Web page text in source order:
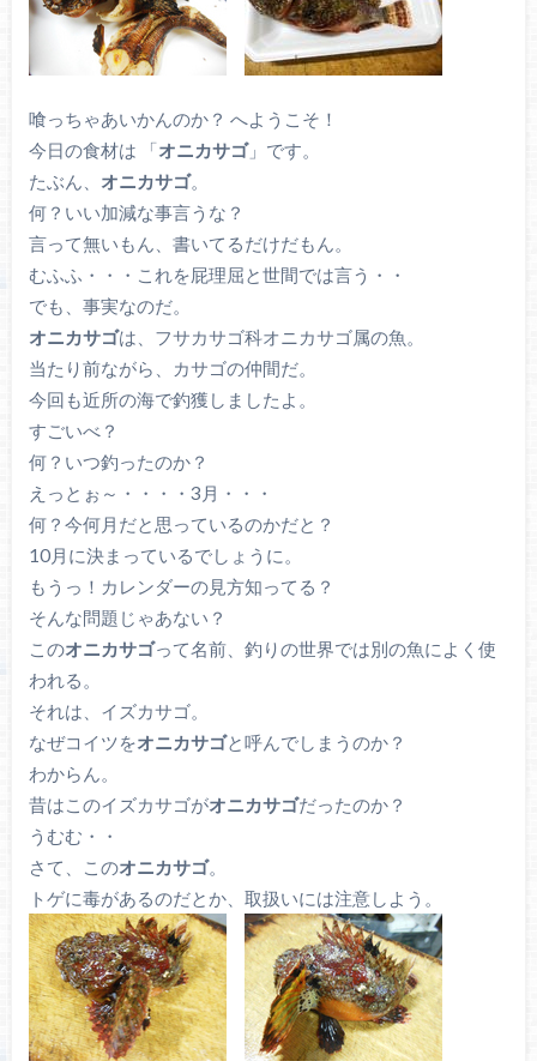
喰っちゃあいかんのか？ へようこそ！
今日の食材は 「オニカサゴ」です。
たぶん、 オニカサゴ。
何？いい加減な事言うな？
言って無いもん、書いてるだけだもん。
むふふ・・・これを屁理屈と世間では言う・・
でも、事実なのだ。
オニカサゴは、フサカサゴ科オニカサゴ属の魚。
当たり前ながら、カサゴの仲間だ。
今回も近所の海で釣獲しましたよ。
すごいべ？
何？いつ釣ったのか？
えっとぉ～・・・・3月・・・
何？今何月だと思っているのかだと？
10月に決まっているでしょうに。
もうっ！カレンダーの見方知ってる？
そんな問題じゃあない？
このオニカサゴって名前、釣りの世界では別の魚によく使
われる。
それは、イズカサゴ。
なぜコイツをオニカサゴと呼んでしまうのか？
わからん。
昔はこのイズカサゴがオニカサゴだったのか？
うむむ・・
さて、このオニカサゴ。
トゲに毒があるのだとか、取扱いには注意しよう。